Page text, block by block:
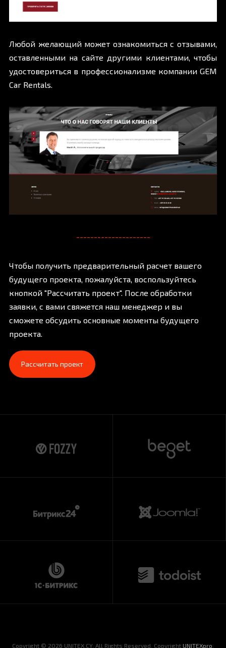
Любой желающий может ознакомиться с отзывами,
оставленными на сайте другими клиентами, чтобы
удостовериться в профессионализме компании GEM
Car Rentals.
---------------------
Чтобы получить предварительный расчет вашего
будущего проекта, пожалуйста, воспользуйтесь
кнопкой "Рассчитать проект". После обработки
заявки, с вами свяжется наш менеджер и вы
сможете обсудить основные моменты будущего
проекта.
Рассчитать проект
Copyright © 2026 UNITEX.CY. All Rights Reserved. Copyright UNITEXpro